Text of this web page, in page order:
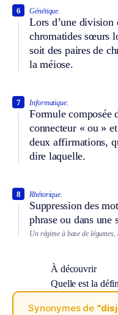
Génétique.
Lors d’une division
chromatides sœurs
soit des paires de
la méiose.
6
Informatique.
Formule composée
connecteur « ou »
deux affirmations,
dire laquelle.
7
Rhétorique.
Suppression des
phrase ou dans une
8
Un régime à base de
À découvrir
Quelle est la
Synonymes de